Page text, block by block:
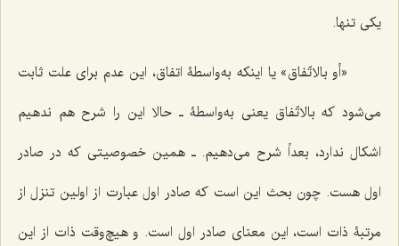
یکى تنها.
«أو بالاتّفاق» یا اینکه به‌واسطۀ اتفاق، این عدم براى علت ثابت
مى‌شود کهبالاتّفاق یعنى به‌واسطۀ ـ حالا این را شرح هم ندهیم
اشکال ندارد، بعداً شرح مى‌دهیم. ـ همین خصوصیتى که در صادر
اول هست. چون بحث این است که صادر اول عبارت از اولین تنزل از
مرتبۀ ذات است، این ‌معناى صادر اول است. و هیچ‌وقت ذات از این